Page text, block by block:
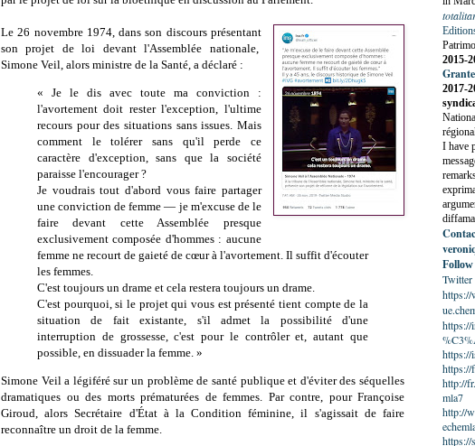
Le 26 novembre 1974, dans son discours présentant
son projet de loi devant l'Assemblée nationale,
Simone Veil, alors ministre de la Santé, a déclaré :
« Je le dis avec toute ma conviction :
l'avortement doit rester l'exception, l'ultime
recours pour des situations sans issues. Mais
comment le tolérer sans qu'il perde ce
caractère d'exception, sans que la société
paraisse l'encourager ?
Je voudrais tout d'abord vous faire partager
une conviction de femme — je m'excuse de le
faire devant cette Assemblée presque
exclusivement composée d'hommes : aucune
femme ne recourt de gaieté de cœur à l'avortement. Il suffit d'écouter
les femmes.
C'est toujours un drame et cela restera toujours un drame.
C'est pourquoi, si le projet qui vous est présenté tient compte de la
situation de fait existante, s'il admet la possibilité d'une
interruption de grossesse, c'est pour le contrôler et, autant que
possible, en dissuader la femme. »
Simone Veil a légiféré sur un problème de santé publique et d'éviter des séquelles
dramatiques ou des morts prématurées de femmes. Par contre, pour Françoise
Giroud, alors Secrétaire d'État à la Condition féminine, il s'agissait de faire
reconnaître un droit de la femme.
2015-
2017-
I have
Follow
Twitter
https://
https://
https://
https://
http://
mla7
http://
https://